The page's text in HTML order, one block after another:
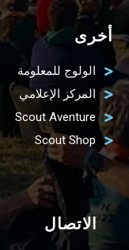
أخرى
الولوج للمعلومة
المركز الإعلامي
Scout Aventure
Scout Shop
الاتصال